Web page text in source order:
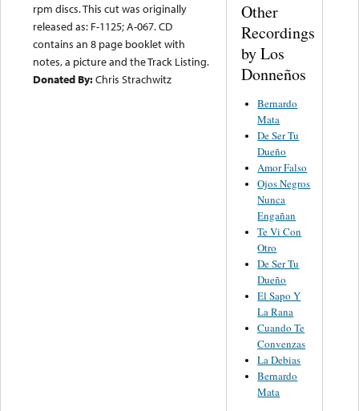
rpm discs. This cut was originally
released as: F-1125; A-067. CD
contains an 8 page booklet with
notes, a picture and the Track Listing.
Donated By:Chris Strachwitz
Other
Recordings
by Los
Donneños
Bernardo
Mata
De Ser Tu
Dueño
Amor Falso
Ojos Negros
Nunca
Engañan
Te Vi Con
Otro
De Ser Tu
Dueño
El Sapo Y
La Rana
Cuando Te
Convenzas
La Debias
Bernardo
Mata